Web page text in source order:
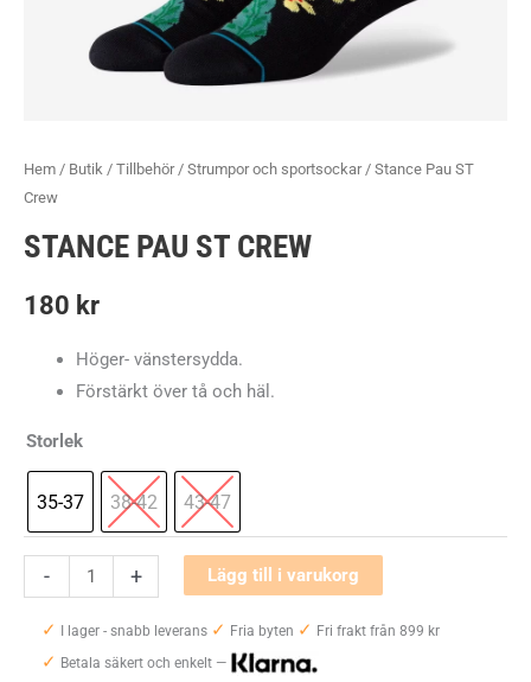
Hem / Butik / Tillbehör/ Strumpor och sportsockar/ Stance Pau ST
Crew
STANCE PAU ST CREW
180 kr
Höger- vänstersydda.
Förstärkt över tå och häl.
Storlek
35-37 38-42 43-47
-
Pau
Crew
+ Lägg till i varukorg
✓ I lager - snabb leverans ✓ Fria byten ✓ Fri frakt från 899 kr
✓ Betala säkert och enkelt —